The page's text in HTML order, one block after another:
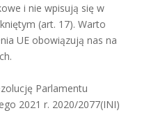
i nie wpisują się w
(art. 17). Warto
UE obowiązują nas na
Parlamentu
2021 r. 2020/2077(INI)